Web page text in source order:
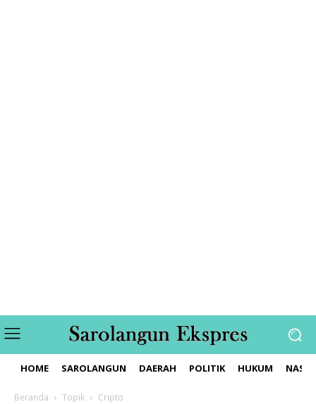
HOME SAROLANGUN DAERAH POLITIK HUKUM
Beranda Topik Cripto